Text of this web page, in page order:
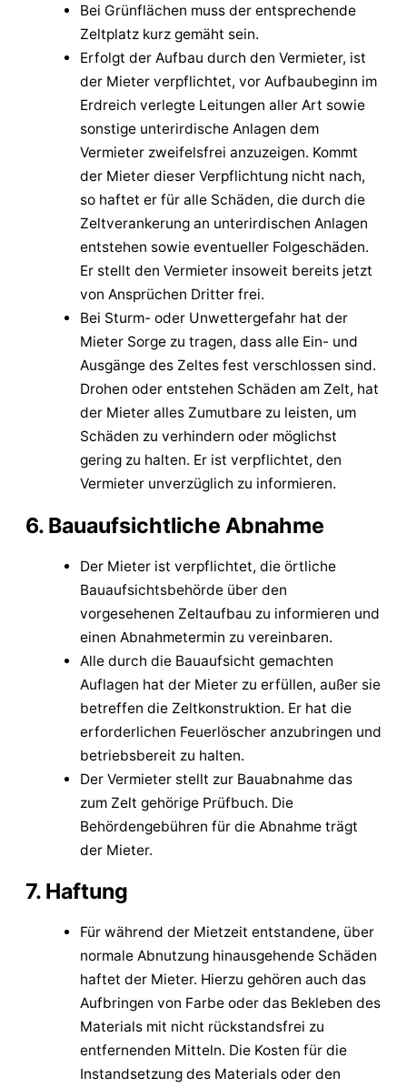
Bei Grünflächen muss der entsprechende
Zeltplatz kurz gemäht sein.
Erfolgt der Aufbau durch den Vermieter, ist
der Mieter verpflichtet, vor Aufbaubeginn im
Erdreich verlegte Leitungen aller Art sowie
sonstige unterirdische Anlagen dem
Vermieter zweifelsfrei anzuzeigen. Kommt
der Mieter dieser Verpflichtung nicht nach,
so haftet er für alle Schäden, die durch die
Zeltverankerung an unterirdischen Anlagen
entstehen sowie eventueller Folgeschäden.
Er stellt den Vermieter insoweit bereits jetzt
von Ansprüchen Dritter frei.
Bei Sturm- oder Unwettergefahr hat der
Mieter Sorge zu tragen, dass alle Ein- und
Ausgänge des Zeltes fest verschlossen sind.
Drohen oder entstehen Schäden am Zelt, hat
der Mieter alles Zumutbare zu leisten, um
Schäden zu verhindern oder möglichst
gering zu halten. Er ist verpflichtet, den
Vermieter unverzüglich zu informieren.
6. Bauaufsichtliche Abnahme
Der Mieter ist verpflichtet, die örtliche
Bauaufsichtsbehörde über den
vorgesehenen Zeltaufbau zu informieren und
einen Abnahmetermin zu vereinbaren.
Alle durch die Bauaufsicht gemachten
Auflagen hat der Mieter zu erfüllen, außer sie
betreffen die Zeltkonstruktion. Er hat die
erforderlichen Feuerlöscher anzubringen und
betriebsbereit zu halten.
Der Vermieter stellt zur Bauabnahme das
zum Zelt gehörige Prüfbuch. Die
Behördengebühren für die Abnahme trägt
der Mieter.
7. Haftung
Für während der Mietzeit entstandene, über
normale Abnutzung hinausgehende Schäden
haftet der Mieter. Hierzu gehören auch das
Aufbringen von Farbe oder das Bekleben des
Materials mit nicht rückstandsfrei zu
entfernenden Mitteln. Die Kosten für die
Instandsetzung des Materials oder den